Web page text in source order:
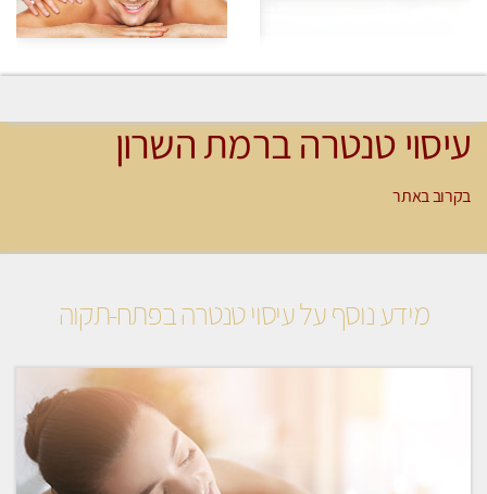
עיסוי טנטרה ברמת השרון
בקרוב באתר
מידע נוסף על עיסוי טנטרה בפתח-תקוה